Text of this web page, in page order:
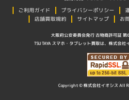
ご利用ガイド プライバシーポリシー
店舗買取規約
サイトマップ お
大阪府公安委員会発行 古物商許可証
TSUTAYA スマホ・タブレット買取は、株式会社
Copyright © 株式会社イオシス All